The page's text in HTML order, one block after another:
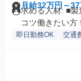
月給32万円～37
求める人材: ■
コツ働きたい方
即日勤務OK 交通